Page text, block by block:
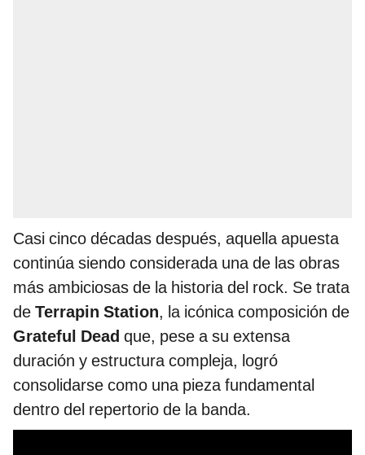
Casi cinco décadas después, aquella apuesta
continúa siendo considerada una de las obras
más ambiciosas de la historia del rock. Se trata
de Terrapin Station, la icónica composición de
Grateful Dead que, pese a su extensa
duración y estructura compleja, logró
consolidarse como una pieza fundamental
dentro del repertorio de la banda.